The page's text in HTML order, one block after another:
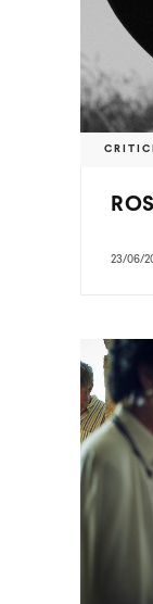
23/06/